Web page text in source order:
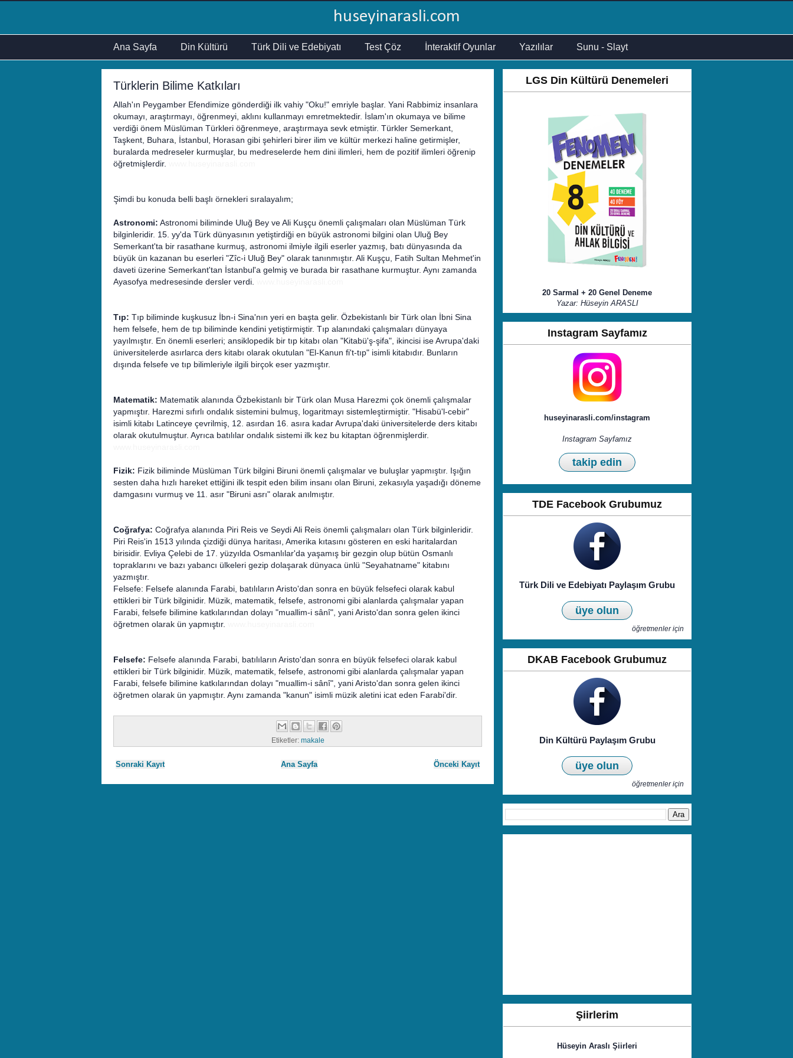
huseyinarasli.com
Ana Sayfa Din Kültürü Türk Dili ve Edebiyatı Test Çöz İnteraktif Oyunlar Yazılılar Sunu - Slayt
Türklerin Bilime Katkıları
Allah'ın Peygamber Efendimize gönderdiği ilk vahiy "Oku!" emriyle başlar. Yani Rabbimiz insanlara
okumayı, araştırmayı, öğrenmeyi, aklını kullanmayı emretmektedir. İslam'ın okumaya ve bilime
verdiği önem Müslüman Türkleri öğrenmeye, araştırmaya sevk etmiştir. Türkler Semerkant,
Taşkent, Buhara, İstanbul, Horasan gibi şehirleri birer ilim ve kültür merkezi haline getirmişler,
buralarda medreseler kurmuşlar, bu medreselerde hem dini ilimleri, hem de pozitif ilimleri öğrenip
öğretmişlerdir.
Şimdi bu konuda belli başlı örnekleri sıralayalım;
Astronomi: Astronomi biliminde Uluğ Bey ve Ali Kuşçu önemli çalışmaları olan Müslüman Türk
bilginleridir. 15. yy'da Türk dünyasının yetiştirdiği en büyük astronomi bilgini olan Uluğ Bey
Semerkant'ta bir rasathane kurmuş, astronomi ilmiyle ilgili eserler yazmış, batı dünyasında da
büyük ün kazanan bu eserleri "Zîc-i Uluğ Bey" olarak tanınmıştır. Ali Kuşçu, Fatih Sultan Mehmet'in
daveti üzerine Semerkant'tan İstanbul'a gelmiş ve burada bir rasathane kurmuştur. Aynı zamanda
Ayasofya medresesinde dersler verdi.
Tıp: Tıp biliminde kuşkusuz İbn-i Sina'nın yeri en başta gelir. Özbekistanlı bir Türk olan İbni Sina
hem felsefe, hem de tıp biliminde kendini yetiştirmiştir. Tıp alanındaki çalışmaları dünyaya
yayılmıştır. En önemli eserleri; ansiklopedik bir tıp kitabı olan "Kitabü'ş-şifa", ikincisi ise Avrupa'daki
üniversitelerde asırlarca ders kitabı olarak okutulan "El-Kanun fi't-tıp" isimli kitabıdır. Bunların
dışında felsefe ve tıp bilimleriyle ilgili birçok eser yazmıştır.
Matematik: Matematik alanında Özbekistanlı bir Türk olan Musa Harezmi çok önemli çalışmalar
yapmıştır. Harezmi sıfırlı ondalık sistemini bulmuş, logaritmayı sistemleştirmiştir. "Hisabü'l-cebir"
isimli kitabı Latinceye çevrilmiş, 12. asırdan 16. asıra kadar Avrupa'daki üniversitelerde ders kitabı
olarak okutulmuştur. Ayrıca batılılar ondalık sistemi ilk kez bu kitaptan öğrenmişlerdir.
Fizik: Fizik biliminde Müslüman Türk bilgini Biruni önemli çalışmalar ve buluşlar yapmıştır. Işığın
sesten daha hızlı hareket ettiğini ilk tespit eden bilim insanı olan Biruni, zekasıyla yaşadığı döneme
damgasını vurmuş ve 11. asır "Biruni asrı" olarak anılmıştır.
Coğrafya: Coğrafya alanında Piri Reis ve Seydi Ali Reis önemli çalışmaları olan Türk bilginleridir.
Piri Reis'in 1513 yılında çizdiği dünya haritası, Amerika kıtasını gösteren en eski haritalardan
birisidir. Evliya Çelebi de 17. yüzyılda Osmanlılar'da yaşamış bir gezgin olup bütün Osmanlı
topraklarını ve bazı yabancı ülkeleri gezip dolaşarak dünyaca ünlü "Seyahatname" kitabını
yazmıştır.
Felsefe: Felsefe alanında Farabi, batılıların Aristo'dan sonra en büyük felsefeci olarak kabul
ettikleri bir Türk bilginidir. Müzik, matematik, felsefe, astronomi gibi alanlarda çalışmalar yapan
Farabi, felsefe bilimine katkılarından dolayı "muallim-i sânî", yani Aristo'dan sonra gelen ikinci
öğretmen olarak ün yapmıştır.
Felsefe: Felsefe alanında Farabi, batılıların Aristo'dan sonra en büyük felsefeci olarak kabul
ettikleri bir Türk bilginidir. Müzik, matematik, felsefe, astronomi gibi alanlarda çalışmalar yapan
Farabi, felsefe bilimine katkılarından dolayı "muallim-i sânî", yani Aristo'dan sonra gelen ikinci
öğretmen olarak ün yapmıştır. Aynı zamanda "kanun" isimli müzik aletini icat eden Farabi'dir.
Etiketler: makale
Sonraki Kayıt Önceki Kayıt
Ana Sayfa
LGS Din Kültürü Denemeleri
20 Sarmal + 20 Genel Deneme
Yazar: Hüseyin ARASLI
Instagram Sayfamız
huseyinarasli.com/instagram
Instagram Sayfamız
takip edin
TDE Facebook Grubumuz
Türk Dili ve Edebiyatı Paylaşım Grubu
üye olun
öğretmenler için
DKAB Facebook Grubumuz
Din Kültürü Paylaşım Grubu
üye olun
öğretmenler için
Şiirlerim
Hüseyin Araslı Şiirleri